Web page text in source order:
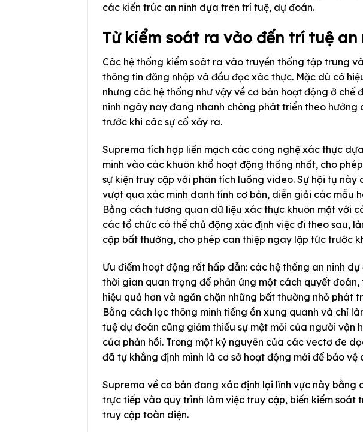
các kiến trúc an ninh dựa trên trí tuệ, dự đoán.
Từ kiểm soát ra vào đến trí tuệ an
Các hệ thống kiểm soát ra vào truyền thống tập trung
thông tin đăng nhập và đầu đọc xác thực. Mặc dù có
nhưng các hệ thống như vậy về cơ bản hoạt động ở chế
ninh ngày nay đang nhanh chóng phát triển theo
trước khi các sự cố xảy ra.
Suprema tích hợp liền mạch các công nghệ xác thực
minh vào các khuôn khổ hoạt động thống nhất, cho
sự kiện truy cập với phân tích luồng video. Sự hội tụ này
vượt qua xác minh danh tính cơ bản, diễn giải các mẫu
Bằng cách tương quan dữ liệu xác thực khuôn mặt với
các tổ chức có thể chủ động xác định việc đi theo sau,
cập bất thường, cho phép can thiệp ngay lập tức trước
Ưu điểm hoạt động rất hấp dẫn: các hệ thống an ninh
thời gian quan trọng để phản ứng một cách quyết
hiệu quả hơn và ngăn chặn những bất thường nhỏ phát
Bằng cách lọc thông minh tiếng ồn xung quanh và chỉ
tuệ dự đoán cũng giảm thiểu sự mệt mỏi của người vận
của phản hồi. Trong một kỷ nguyên của các vectơ đe
đã tự khẳng định mình là cơ sở hoạt động mới để bảo vệ
Suprema về cơ bản đang xác định lại lĩnh vực này
trực tiếp vào quy trình làm việc truy cập, biến kiểm soát
truy cập toàn diện.